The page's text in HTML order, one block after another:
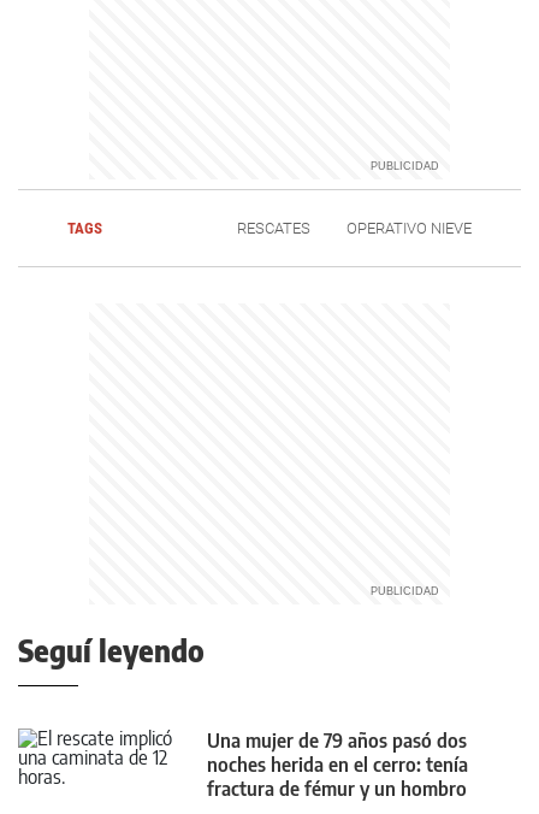
TAGS RESCATES OPERATIVO NIEVE
Seguí leyendo
Una mujer de 79 años pasó dos
noches herida en el cerro: tenía
fractura de fémur y un hombro